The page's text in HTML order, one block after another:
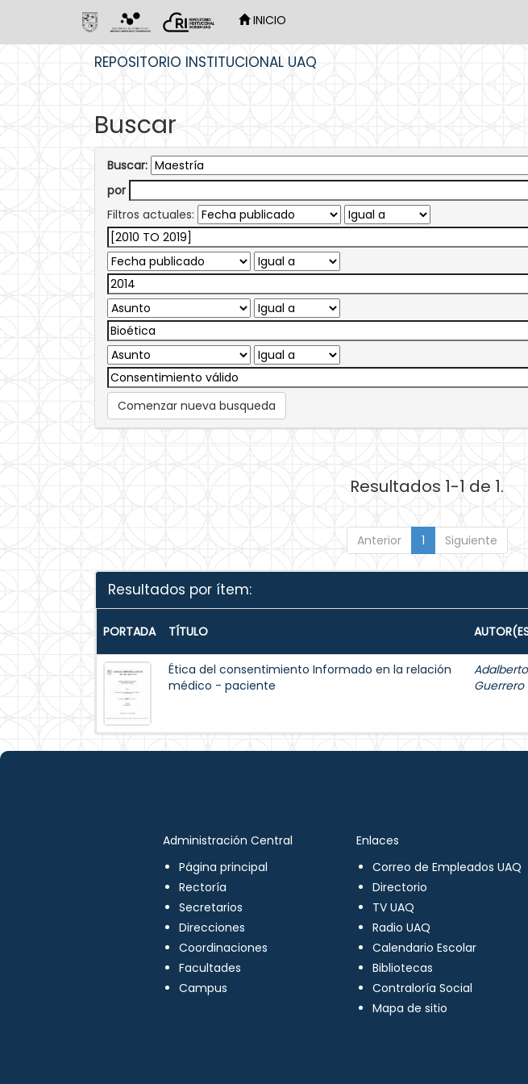
INICIO
REPOSITORIO INSTITUCIONAL UAQ
Buscar
Buscar:
por
Filtros actuales:
Comenzar nueva busqueda
Resultados 1-1 de 1.
Anterior 1 Siguiente
Resultados por ítem:
PORTADA TÍTULO
Ética del consentimiento Informado en la relación
médico - paciente
Guerrero
Administración Central
Página principal
Rectoría
Secretarios
Direcciones
Coordinaciones
Facultades
Campus
Enlaces
Correo de Empleados UAQ
Directorio
TV UAQ
Radio UAQ
Calendario Escolar
Bibliotecas
Contraloría Social
Mapa de sitio